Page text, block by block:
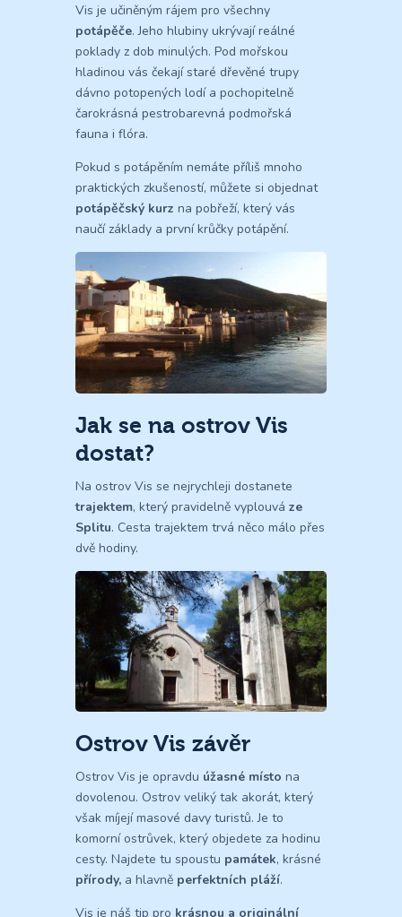
Vis je učiněným rájem pro všechny
potápěče. Jeho hlubiny ukrývají reálné
poklady z dob minulých. Pod mořskou
hladinou vás čekají staré dřevěné trupy
dávno potopených lodí a pochopitelně
čarokrásná pestrobarevná podmořská
fauna i flóra.
Pokud s potápěním nemáte příliš mnoho
praktických zkušeností, můžete si objednat
potápěčský kurz na pobřeží, který vás
naučí základy a první krůčky potápění.
Jak se na ostrov Vis
dostat?
Na ostrov Vis se nejrychleji dostanete
trajektem, který pravidelně vyplouvá ze
Splitu. Cesta trajektem trvá něco málo přes
dvě hodiny.
Ostrov Vis závěr
Ostrov Vis je opravdu úžasné místo na
dovolenou. Ostrov veliký tak akorát, který
však míjejí masové davy turistů. Je to
komorní ostrůvek, který objedete za hodinu
cesty. Najdete tu spoustu památek, krásné
přírody, a hlavně perfektních pláží.
Vis je náš tip pro krásnou a originální